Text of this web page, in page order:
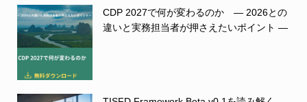
CDP 2027で何が変わるのか ― 2026との
違いと実務担当者が押さえたいポイント ―